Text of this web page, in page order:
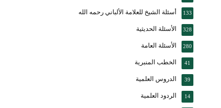
أسئلة الشيخ للعلامة الألباني رحمه الله 133
الأسئلة الحديثية 328
الأسئلة العامة 280
الخطب المنبرية 41
الدروس العلمية 39
الردود العلمية 14